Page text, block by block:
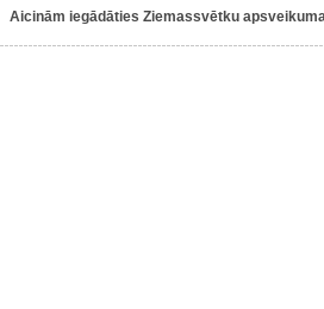
Aicinām iegādāties Ziemassvētku